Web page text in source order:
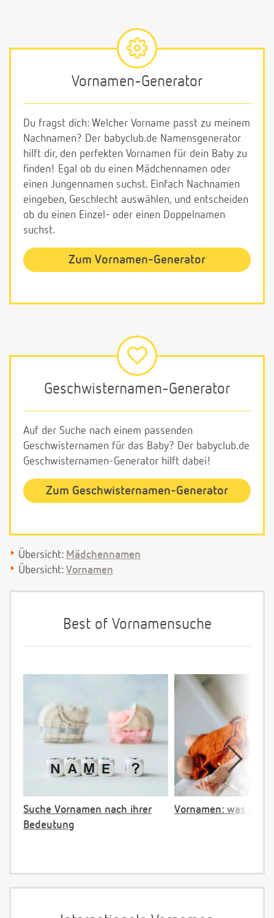
Vornamen-Generator
Du fragst dich: Welcher Vorname passt zu meinem
Nachnamen? Der babyclub.de Namensgenerator
hilft dir, den perfekten Vornamen für dein Baby zu
finden! Egal ob du einen Mädchennamen oder
einen Jungennamen suchst. Einfach Nachnamen
eingeben, Geschlecht auswählen, und entscheiden
ob du einen Einzel- oder einen Doppelnamen
suchst.
Zum Vornamen-Generator
Geschwisternamen-Generator
Auf der Suche nach einem passenden
Geschwisternamen für das Baby? Der babyclub.de
Geschwisternamen-Generator hilft dabei!
Zum Geschwisternamen-Generator
Übersicht: Mädchennamen
Übersicht: Vornamen
Best of Vornamensuche
Suche Vornamen nach ihrer
Bedeutung
Vornamen: was ist